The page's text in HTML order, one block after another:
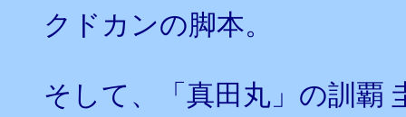
クドカンの脚本。
そして、「真田丸」の訓覇